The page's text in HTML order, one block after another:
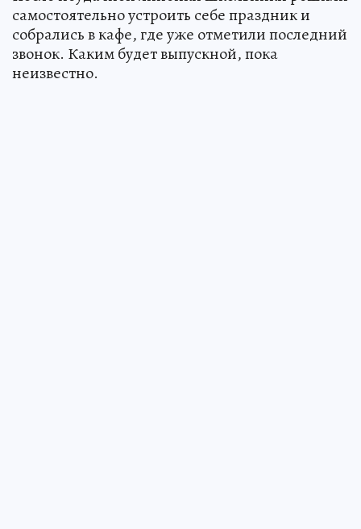
самостоятельно устроить себе праздник и
собрались в кафе, где уже отметили последний
звонок. Каким будет выпускной, пока
неизвестно.